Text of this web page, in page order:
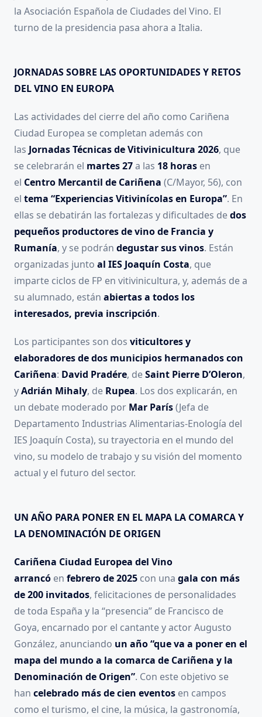
la Asociación Española de Ciudades del Vino. El
turno de la presidencia pasa ahora a Italia.
JORNADAS SOBRE LAS OPORTUNIDADES Y RETOS
DEL VINO EN EUROPA
Las actividades del cierre del año como Cariñena
Ciudad Europea se completan además con
las Jornadas Técnicas de Vitivinicultura 2026, que
se celebrarán el martes 27a las 18 horas en
el Centro Mercantil de Cariñena (C/Mayor, 56), con
el tema “Experiencias Vitivinícolas en Europa”. En
ellas se debatirán las fortalezas y dificultades dedos
pequeños productores de vino de Francia y
Rumanía, y se podrán degustar sus vinos. Están
organizadas junto al IES Joaquín Costa, que
imparte ciclos de FP en vitivinicultura, y, además de a
su alumnado, están abiertas a todos los
interesados, previa inscripción.
Los participantes son dos viticultores y
elaboradores de dos municipios hermanados con
Cariñena: David Pradére, deSaint Pierre D’Oleron,
yAdrián Mihaly, de Rupea. Los dos explicarán, en
un debate moderado por Mar París(Jefa de
Departamento Industrias Alimentarias-Enología del
IES Joaquín Costa), su trayectoria en el mundo del
vino, su modelo de trabajo y su visión del momento
actual y el futuro del sector.
UN AÑO PARA PONER EN EL MAPA LA COMARCA Y
LA DENOMINACIÓN DE ORIGEN
Cariñena Ciudad Europea del Vino
arrancó en febrero de 2025 con una gala con más
de 200 invitados, felicitaciones de personalidades
de toda España y la “presencia” de Francisco de
Goya, encarnado por el cantante y actor Augusto
González, anunciando un año “que va a poner en el
mapa del mundo a la comarca de Cariñena y la
Denominación de Origen”. Con este objetivo se
han celebrado más de cien eventos en campos
como el turismo, el cine, la música, la gastronomía,